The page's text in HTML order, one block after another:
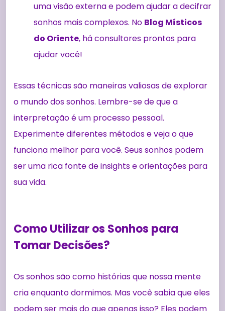
uma visão externa e podem ajudar a decifrar
sonhos mais complexos. No Blog Místicos
do Oriente, há consultores prontos para
ajudar você!
Essas técnicas são maneiras valiosas de explorar
o mundo dos sonhos. Lembre-se de que a
interpretação é um processo pessoal.
Experimente diferentes métodos e veja o que
funciona melhor para você. Seus sonhos podem
ser uma rica fonte de insights e orientações para
sua vida.
Como Utilizar os Sonhos para
Tomar Decisões?
Os sonhos são como histórias que nossa mente
cria enquanto dormimos. Mas você sabia que eles